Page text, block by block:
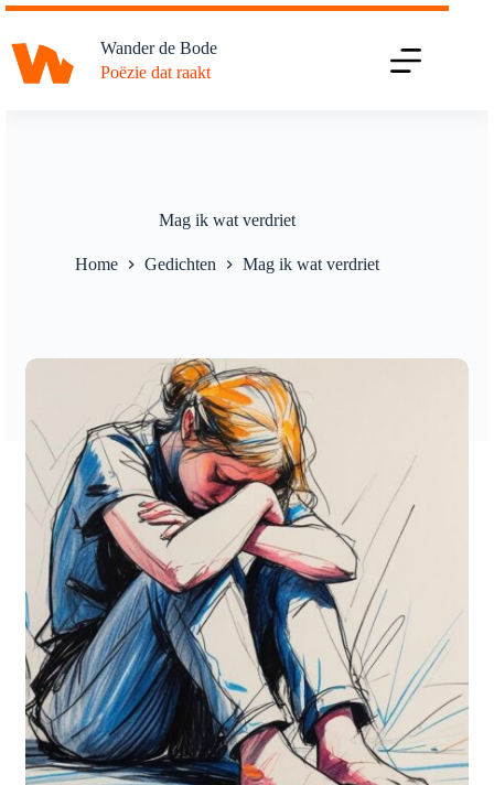
Ga
de
inhoud
Wander de Bode
Poëzie dat raakt
Mag ik wat verdriet
Home Gedichten Mag ik wat verdriet